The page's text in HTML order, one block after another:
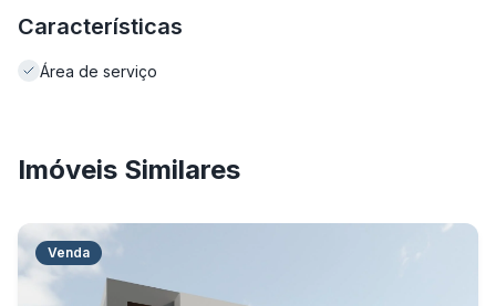
Características
Área de serviço
Imóveis Similares
Venda